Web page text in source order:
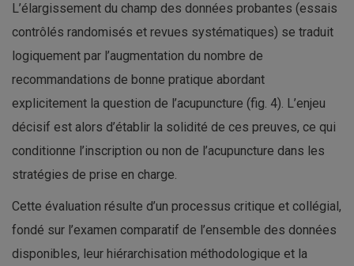
L’élargissement du champ des données probantes (essais
contrôlés randomisés et revues systématiques) se traduit
logiquement par l’augmentation du nombre de
recommandations de bonne pratique abordant
explicitement la question de l’acupuncture (fig. 4). L’enjeu
décisif est alors d’établir la solidité de ces preuves, ce qui
conditionne l’inscription ou non de l’acupuncture dans les
stratégies de prise en charge.
Cette évaluation résulte d’un processus critique et collégial,
fondé sur l’examen comparatif de l’ensemble des données
disponibles, leur hiérarchisation méthodologique et la